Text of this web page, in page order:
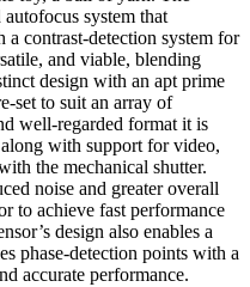
autofocus system that
a contrast-detection system for
and viable, blending
design with an apt prime
set to suit an array of
well-regarded format it is
with support for video,
the mechanical shutter.
noise and greater overall
to achieve fast performance
design also enables a
phase-detection points with a
accurate performance.